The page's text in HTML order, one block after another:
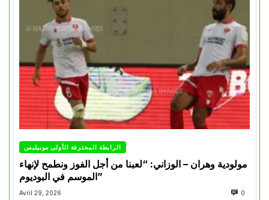
الرابطة المحترفة الأولى موبيليس
مولودية وهران – الوزاني: “لعبنا من أجل الفوز ونطمح لإنهاء
الموسم في البوديوم”
Avril 29, 2026 0